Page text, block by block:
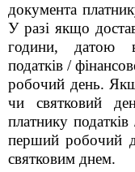
документа
У разі якщо
години, датою
податків /
робочий день.
чи святковий
платнику
перший робочий
святковим днем.